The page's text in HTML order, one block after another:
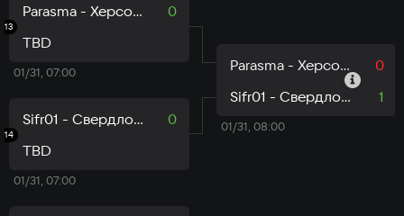
13
Parasma - Херсонская область
0
TBD
01/31, 07:00
14
Sifr01 - Свердловская область
0
TBD
01/31, 07:00
Parasma - Херсонская область
0
Sifr01 - Свердловская область
1
01/31, 08:00